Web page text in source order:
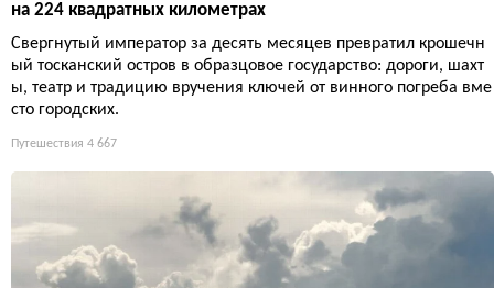
на 224 квадратных километрах
Свергнутый император за десять месяцев превратил крошечн
ый тосканский остров в образцовое государство: дороги, шахт
ы, театр и традицию вручения ключей от винного погреба вме
сто городских.
Путешествия 4 667